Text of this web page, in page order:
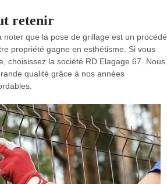
retenir
que la pose de grillage est un procédé
propriété gagne en esthétisme. Si vous
choisissez la société RD Elagage 67. Nous
qualité grâce à nos années